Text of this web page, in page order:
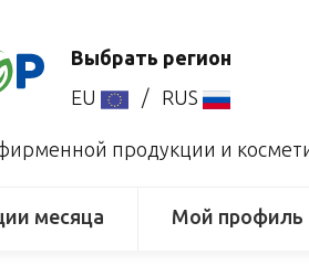
Выбрать регион
EU
/ RUS
продукции и
месяца Мой профиль